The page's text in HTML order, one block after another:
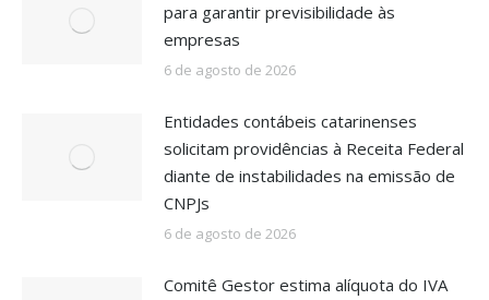
para garantir previsibilidade às
empresas
6 de agosto de 2026
Entidades contábeis catarinenses
solicitam providências à Receita Federal
diante de instabilidades na emissão de
CNPJs
6 de agosto de 2026
Comitê Gestor estima alíquota do IVA